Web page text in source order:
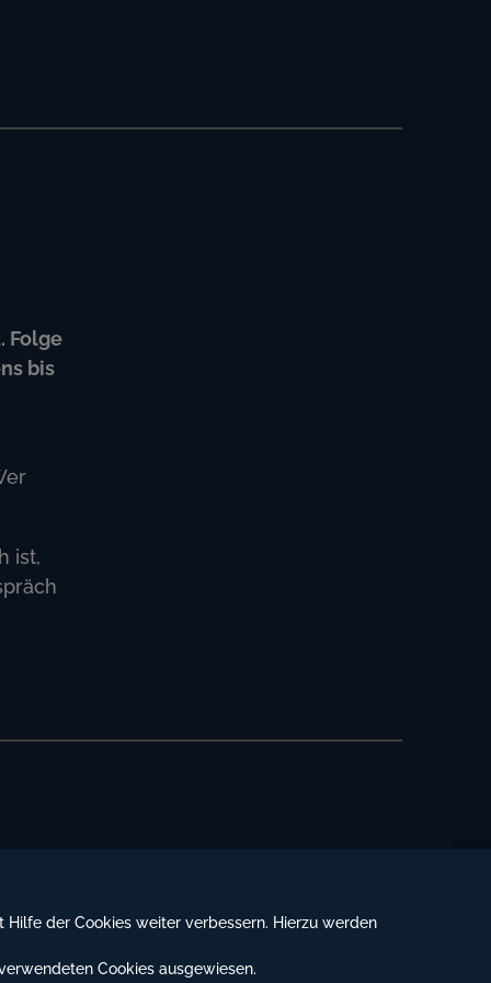
Folge
bis
ist,
der Cookies weiter verbessern. Hierzu werden
Cookies ausgewiesen.